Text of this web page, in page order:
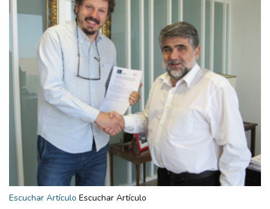
Escuchar Artículo Escuchar Artículo